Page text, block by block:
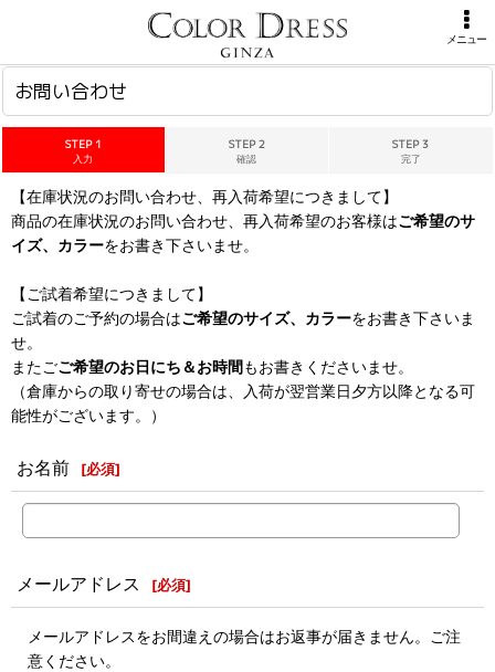
メニュー
お問い合わせ
STEP 1
入力
STEP 2
確認
STEP 3
完了
【在庫状況のお問い合わせ、再入荷希望につきまして】
商品の在庫状況のお問い合わせ、再入荷希望のお客様はご希望のサ
イズ、カラーをお書き下さいませ。
【ご試着希望につきまして】
ご試着のご予約の場合はご希望のサイズ、カラーをお書き下さいま
せ。
またごご希望のお日にち＆お時間もお書きくださいませ。
（倉庫からの取り寄せの場合は、入荷が翌営業日夕方以降となる可
能性がございます。）
お名前 [必須]
メールアドレス [必須]
メールアドレスをお間違えの場合はお返事が届きません。ご注
意ください。